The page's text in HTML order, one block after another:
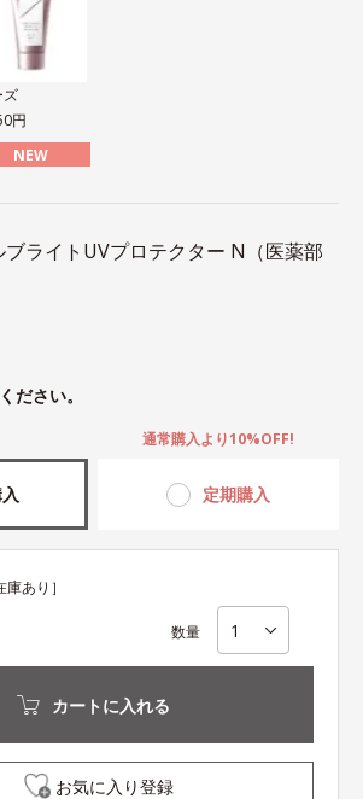
ズ
円
NEW
ライトUVプロテクター N（医薬部
ださい。
定期購入
通常購入より10%OFF!
庫あり］
数量
カートに入れる
お気に入り登録